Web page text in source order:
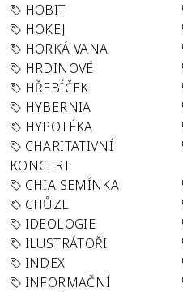
HOBIT
HOKEJ
HORKÁ VANA
HRDINOVÉ
HŘEBÍČEK
HYBERNIA
HYPOTÉKA
CHARITATIVNÍ
KONCERT
CHIA SEMÍNKA
CHŮZE
IDEOLOGIE
ILUSTRÁTOŘI
INDEX
INFORMAČNÍ